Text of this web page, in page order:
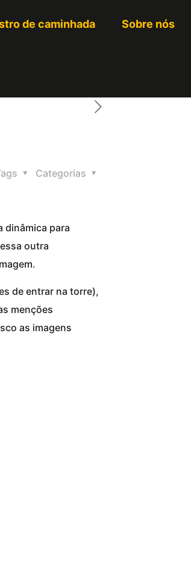
de caminhada Sobre nós
Categorias
dinâmica para
outra
de entrar na torre),
menções
as imagens